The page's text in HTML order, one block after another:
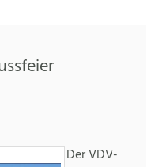
Der VDV-